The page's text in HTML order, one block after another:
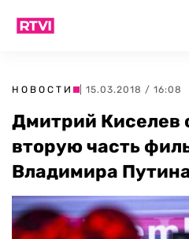
НОВОСТИ | 15.03.2018 / 16:08
Дмитрий Киселев
вторую часть
Владимира